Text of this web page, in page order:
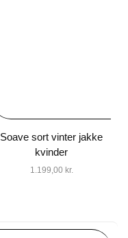
Soave sort vinter jakke
kvinder
1.199,00 kr.